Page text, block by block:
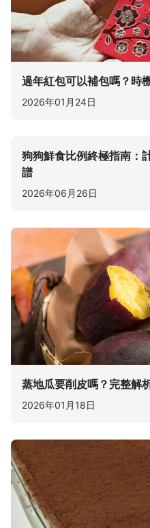
過年紅包可以補包嗎？時
2026年01月24日
狗狗鮮食比例終極指南：
譜
2026年06月26日
蒸地瓜要削皮嗎？完整解
2026年01月18日